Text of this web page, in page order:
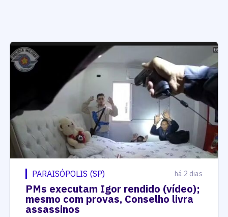
PARAISÓPOLIS (SP) há 2 dias
PMs executam Igor rendido (vídeo);
mesmo com provas, Conselho livra
assassinos